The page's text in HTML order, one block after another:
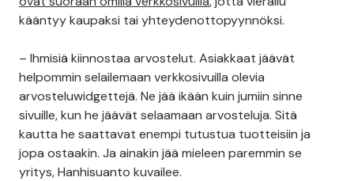
kääntyy kaupaksi tai yhteydenottopyynnöksi.
– Ihmisiä kiinnostaa arvostelut. Asiakkaat jäävät
helpommin selailemaan verkkosivuilla olevia
arvosteluwidgettejä. Ne jää ikään kuin jumiin sinne
sivuille, kun he jäävät selaamaan arvosteluja. Sitä
kautta he saattavat enempi tutustua tuotteisiin ja
jopa ostaakin. Ja ainakin jää mieleen paremmin se
yritys, Hanhisuanto kuvailee.